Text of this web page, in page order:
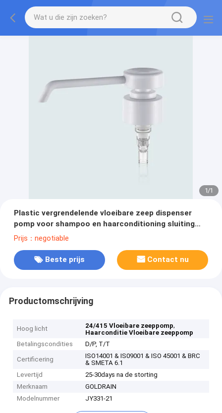
1/1
Plastic vergrendelende vloeibare zeep dispenser
pomp voor shampoo en haarconditioning sluiting
opties 24/415
Prijs：negotiable
Beste prijs Contact nu
Productomschrijving
Hoog licht 24/415 Vloeibare zeeppomp,
Haarconditie Vloeibare zeeppomp
Betalingscondities
D/P, T/T
Certificering
ISO14001 & IS09001 & ISO 45001 & BRC
& SMETA 6.1
Levertijd
25-30days na de storting
Merknaam
GOLDRAIN
Modelnummer
JY331-21